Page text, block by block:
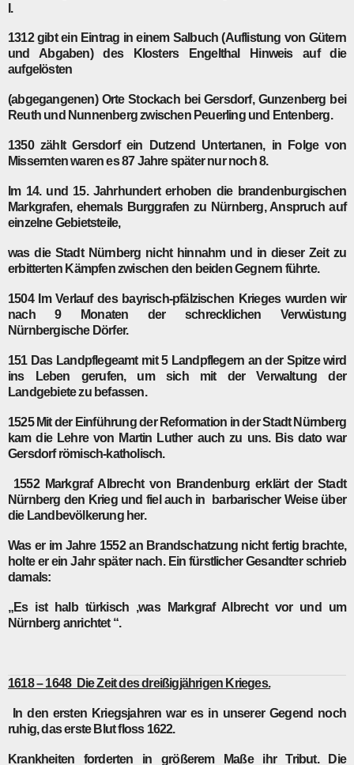
I.
1312gibt ein Eintrag in einem Salbuch (Auflistung von Gütern
und Abgaben) des Klosters Engelthal Hinweis auf die
aufgelösten
(abgegangenen) Orte Stockach bei Gersdorf, Gunzenberg bei
Reuth und Nunnenberg zwischen Peuerling und Entenberg.
1350zählt Gersdorf ein Dutzend Untertanen, in Folge von
Missernten waren es 87 Jahre später nur noch 8.
Im 14. und 15. Jahrhunderterhoben die brandenburgischen
Markgrafen, ehemals Burggrafen zu Nürnberg, Anspruch auf
einzelne Gebietsteile,
was die Stadt Nürnberg nicht hinnahm und in dieser Zeit zu
erbitterten Kämpfen zwischen den beiden Gegnern führte.
1504Im Verlauf des bayrisch-pfälzischen Krieges wurden wir
nach 9 Monaten der schrecklichen Verwüstung
Nürnbergische Dörfer.
151 Das Landpflegeamt mit 5 Landpflegern an der Spitze wird
ins Leben gerufen, um sich mit der Verwaltung der
Landgebiete zu befassen.
1525Mit der Einführung der Reformation in der Stadt Nürnberg
kam die Lehre von Martin Luther auch zu uns. Bis dato war
Gersdorf römisch-katholisch.
1552 Markgraf Albrecht von Brandenburg erklärt der Stadt
Nürnberg den Krieg und fiel auch in barbarischer Weise über
die Landbevölkerung her.
Was er im Jahre 1552 an Brandschatzung nicht fertig brachte,
holte er ein Jahr später nach. Ein fürstlicher Gesandter schrieb
damals:
„Es ist halb türkisch ,was Markgraf Albrecht vor und um
Nürnberg anrichtet “.
1618 – 1648 Die Zeit des dreißigjährigen Krieges.
In den ersten Kriegsjahren war es in unserer Gegend noch
ruhig, das erste Blut floss 1622.
Krankheiten forderten in größerem Maße ihr Tribut. Die